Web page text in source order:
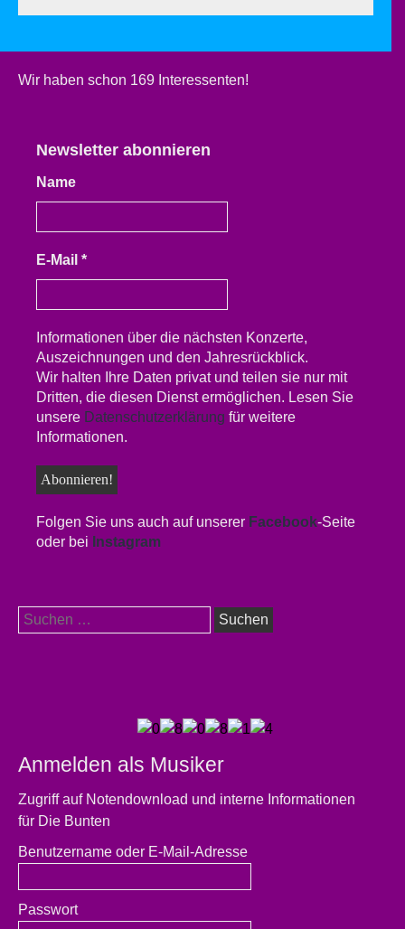
Wir haben schon 169 Interessenten!
Newsletter abonnieren
Name
E-Mail *
Informationen über die nächsten Konzerte,
Auszeichnungen und den Jahresrückblick.
Wir halten Ihre Daten privat und teilen sie nur mit
Dritten, die diesen Dienst ermöglichen. Lesen Sie
unsere Datenschutzerklärung für weitere
Informationen.
Folgen Sie uns auch auf unserer Facebook-Seite
oder bei Instagram
Suchen
nach:
Anmelden als Musiker
Zugriff auf Notendownload und interne Informationen
für Die Bunten
Benutzername oder E-Mail-Adresse
Passwort